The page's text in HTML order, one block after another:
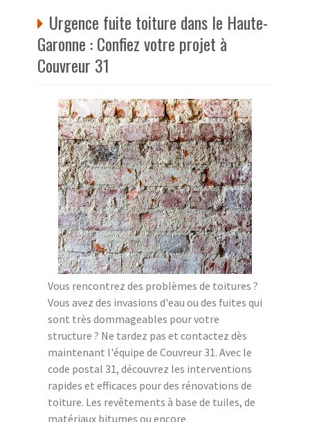
Urgence fuite toiture dans le Haute-
Garonne : Confiez votre projet à
Couvreur 31
Vous rencontrez des problèmes de toitures ?
Vous avez des invasions d'eau ou des fuites qui
sont très dommageables pour votre
structure ? Ne tardez pas et contactez dès
maintenant l'équipe de Couvreur 31. Avec le
code postal 31, découvrez les interventions
rapides et efficaces pour des rénovations de
toiture. Les revêtements à base de tuiles, de
matériaux bitumes ou encore